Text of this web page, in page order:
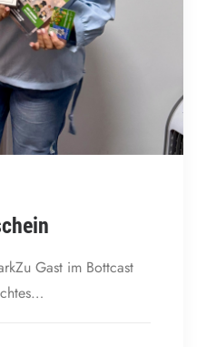
Gast im Bottcast